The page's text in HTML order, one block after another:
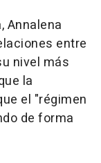
Annalena
entre
nivel más
la
el "régimen
de forma